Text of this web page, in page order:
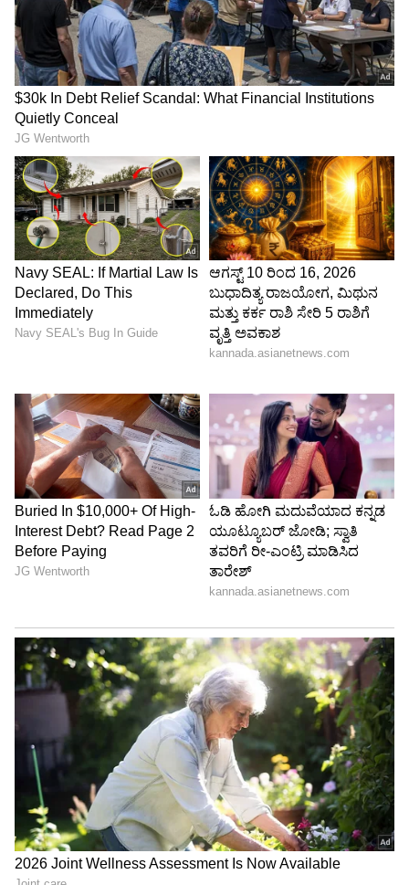
100% ಆಗದಂತೆ ನಿರ್ವಹಿಸಿ ಬ್ಯಾಟರಿಯ ಕಾಪಾಡಲು
ಸಹಾಯ ಮಾಡುತ್ತವೆ.
LATEST VIDEOS
SH
ಸುವರ್ಣ ನ್ಯೂಸ್ ಸುದ್ದಿ ಮಾಧ್ಯಮದ ಡಿಜಿಟಲ್ ವಿಭಾಗದಲ್ಲಿ ಕಳೆದ
ಮೂರು ವರ್ಷಗಳಿಂದ ಕೆಲಸ ಮಾಡುತ್ತಿದ್ದೇನೆ. ದೃಶ್ಯ ಮಾಧ್ಯಮ,
ಡಿಜಿಟಲ್‌ ಮಾಧ್ಯಮದಲ್ಲಿ 5 ವರ್ಷ ಕೆಲಸ ಮಾಡಿದ ಅನುಭವವಿದೆ.
SDM ಉಜಿರೆಯಲ್ಲಿ ಪತ್ರಿಕೋದ್ಯಮದ ಸ್ನಾತಕೋತ್ತರ ಪದವಿ.
ಸುದ್ದಿಲೋಕದಲ್ಲಿ ರಾಜಕೀಯ, ದೇಶ, ಜ್ಯೋತಿಷ್ಯ, ಜೀವನಶೈಲಿ,
ವಾಣಿಜ್ಯ, ಕ್ರೈಂ ಸುದ್ದಿಗಳಲ್ಲಿ ಆಸಕ್ತಿ.
ಮೊಬೈಲ್ ತಂತ್ರಜ್ಞಾನ ಗ್ಯಾಜೆಟ್‌ಗಳು
ಸ್ಮಾರ್ಟ್‌ಫೋನ್‌ಗಳು
ಮತ್ತು AI ನಿಂದ ಸೈಬರ್‌ ಭದ್ರತೆ
(Technology News in Kannada) ಬಗ್ಗೆ
ನಿರಂತರವಾದ ಅಪ್‌ಡೇಟ್‌. ಡಿಜಿಟಲ್ ಟ್ರೆಂಡ್‌ಗಳ ಕುರಿತು
ತಜ್ಞರ ಮಾತುಗಳು, ವಿವರವಾದ ಮಾಹಿತಿ ಮತ್ತು ಬ್ರೇಕಿಂಗ್
ನ್ಯೂಸ್‌ ಸಿಗುವ ಏಕೈಕ ತಾಣ ಏಷ್ಯಾನೆಟ್‌ ಸುವರ್ಣ
ನ್ಯೂಸ್‌. ಹೊಸ
ಗ್ಯಾಜೆಟ್‌ರಿಲೀಸ್‌ ಆಯ್ತಾ? ಹೊಸ
ಸ್ಟಾರ್ಟ್‌ಅಪ್‌ಗಳು ಬಂದಿದ್ಯಾ? ಭವಿಷ್ಯವನ್ನು ಬದಲಿಸುವ
ಟೆಕ್‌ ಪಾಲಿಸಿ ಯಾವುದು? ಇವುಗಳ ಇಂಚಿಂಚೂ ಮಾಹಿತಿ
ಸಿಗಲಿದೆ. ಟೆಕ್‌ ಎಕ್ಸ್‌ಪ್ಲೇನರ್ಸ್‌ ಹಾಗೂ ಗ್ಯಾಜೆಟ್‌ ಡೆಮೋ
ವಿಡಿಯೋಗಳು ಕೂಡ ನೀವು ಕಾಣಬಹುದು.